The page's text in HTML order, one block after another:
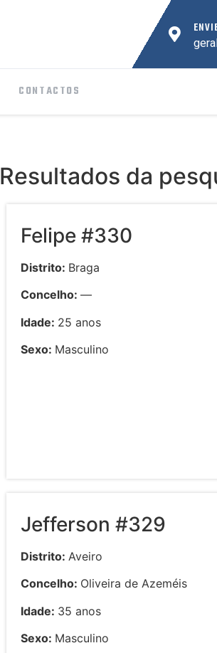
CONTACTOS
Resultados da
Felipe #330
Distrito: Braga
Concelho: —
Idade: 25 anos
Sexo: Masculino
Jefferson #329
Distrito: Aveiro
Concelho: Oliveira de Azeméis
Idade: 35 anos
Sexo: Masculino